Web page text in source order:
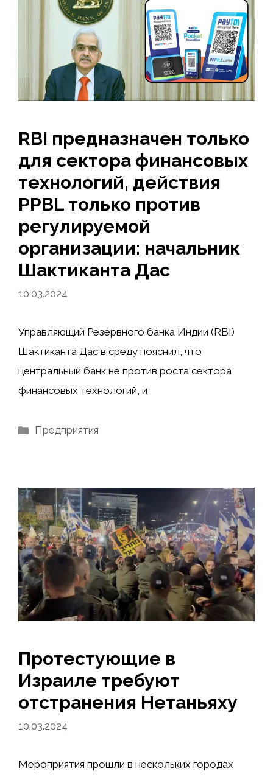
RBI предназначен только
для сектора финансовых
технологий, действия
PPBL только против
регулируемой
организации: начальник
Шактиканта Дас
10.03.2024
Управляющий Резервного банка Индии (RBI)
Шактиканта Дас в среду пояснил, что
центральный банк не против роста сектора
финансовых технологий, и
Рубрики
Предприятия
Протестующие в
Израиле требуют
отстранения Нетаньяху
10.03.2024
Мероприятия прошли в нескольких городах